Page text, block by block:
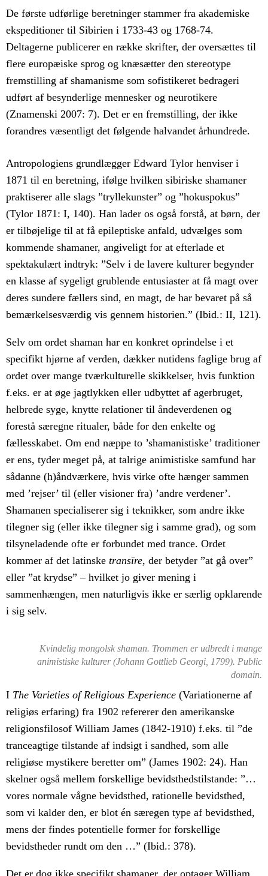
De første udførlige beretninger stammer fra akademiske
ekspeditioner til Sibirien i 1733-43 og 1768-74.
Deltagerne publicerer en række skrifter, der oversættes til
flere europæiske sprog og knæsætter den stereotype
fremstilling af shamanisme som sofistikeret bedrageri
udført af besynderlige mennesker og neurotikere
(Znamenski 2007: 7). Det er en fremstilling, der ikke
forandres væsentligt det følgende halvandet århundrede.
Antropologiens grundlægger Edward Tylor henviser i
1871 til en beretning, ifølge hvilken sibiriske shamaner
praktiserer alle slags ”tryllekunster” og ”hokuspokus”
(Tylor 1871: I, 140). Han lader os også forstå, at børn, der
er tilbøjelige til at få epileptiske anfald, udvælges som
kommende shamaner, angiveligt for at efterlade et
spektakulært indtryk: ”Selv i de lavere kulturer begynder
en klasse af sygeligt grublende entusiaster at få magt over
deres sundere fællers sind, en magt, de har bevaret på så
bemærkelsesværdig vis gennem historien.” (Ibid.: II, 121).
Selv om ordet shaman har en konkret oprindelse i et
specifikt hjørne af verden, dækker nutidens faglige brug af
ordet over mange tværkulturelle skikkelser, hvis funktion
f.eks. er at øge jagtlykken eller udbyttet af agerbruget,
helbrede syge, knytte relationer til åndeverdenen og
forestå særegne ritualer, både for den enkelte og
fællesskabet. Om end næppe to ’shamanistiske’ traditioner
er ens, tyder meget på, at talrige animistiske samfund har
sådanne (h)åndværkere, hvis virke ofte hænger sammen
med ’rejser’ til (eller visioner fra) ’andre verdener’.
Shamanen specialiserer sig i teknikker, som andre ikke
tilegner sig (eller ikke tilegner sig i samme grad), og som
tilsyneladende ofte er forbundet med trance. Ordet
kommer af det latinske transīre, der betyder ”at gå over”
eller ”at krydse” – hvilket jo giver mening i
sammenhængen, men naturligvis ikke er særlig opklarende
i sig selv.
Kvindelig mongolsk shaman. Trommen er udbredt i mange
animistiske kulturer (Johann Gottlieb Georgi, 1799). Public
domain.
I The Varieties of Religious Experience (Variationerne af
religiøs erfaring) fra 1902 refererer den amerikanske
religionsfilosof William James (1842-1910) f.eks. til ”de
tranceagtige tilstande af indsigt i sandhed, som alle
religiøse mystikere beretter om” (James 1902: 24). Han
skelner også mellem forskellige bevidsthedstilstande: ”…
vores normale vågne bevidsthed, rationelle bevidsthed,
som vi kalder den, er blot én særegen type af bevidsthed,
mens der findes potentielle former for forskellige
bevidstheder rundt om den …” (Ibid.: 378).